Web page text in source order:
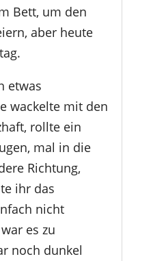
Bett, um den
aber heute
etwas
wackelte mit den
rollte ein
mal in die
Richtung,
ihr das
nicht
es zu
noch dunkel